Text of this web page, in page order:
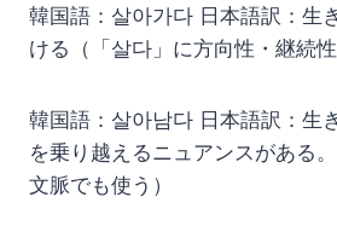
韓国語：살아가다 日本語訳：生
ける（「살다」に方向性・継続性
韓国語：살아남다 日本語訳：生
を乗り越えるニュアンスがある
文脈でも使う）